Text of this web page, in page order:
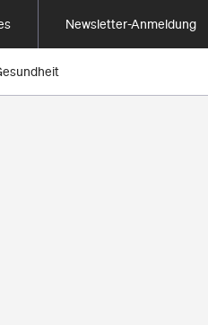
Newsletter-Anmeldung